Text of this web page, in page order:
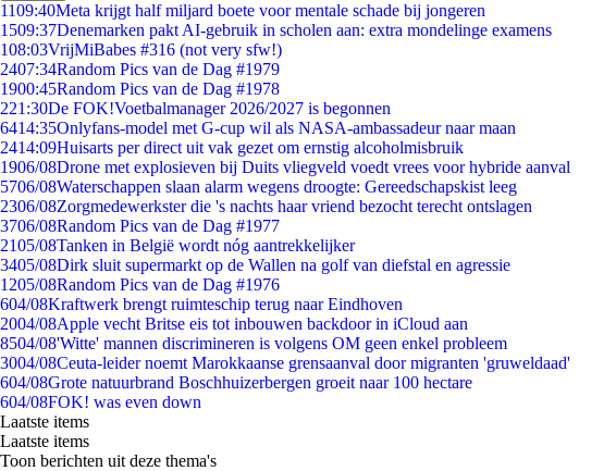
1109:40Meta krijgt half miljard boete voor mentale schade bij jongeren
1509:37Denemarken pakt AI-gebruik in scholen aan: extra mondelinge examens
108:03VrijMiBabes #316 (not very sfw!)
2407:34Random Pics van de Dag #1979
1900:45Random Pics van de Dag #1978
221:30De FOK!Voetbalmanager 2026/2027 is begonnen
6414:35Onlyfans-model met G-cup wil als NASA-ambassadeur naar maan
2414:09Huisarts per direct uit vak gezet om ernstig alcoholmisbruik
1906/08Drone met explosieven bij Duits vliegveld voedt vrees voor hybride aanval
5706/08Waterschappen slaan alarm wegens droogte: Gereedschapskist leeg
2306/08Zorgmedewerkster die 's nachts haar vriend bezocht terecht ontslagen
3706/08Random Pics van de Dag #1977
2105/08Tanken in België wordt nóg aantrekkelijker
3405/08Dirk sluit supermarkt op de Wallen na golf van diefstal en agressie
1205/08Random Pics van de Dag #1976
604/08Kraftwerk brengt ruimteschip terug naar Eindhoven
2004/08Apple vecht Britse eis tot inbouwen backdoor in iCloud aan
8504/08'Witte' mannen discrimineren is volgens OM geen enkel probleem
3004/08Ceuta-leider noemt Marokkaanse grensaanval door migranten 'gruweldaad'
604/08Grote natuurbrand Boschhuizerbergen groeit naar 100 hectare
604/08FOK! was even down
Laatste items
Laatste items
Toon berichten uit deze thema's